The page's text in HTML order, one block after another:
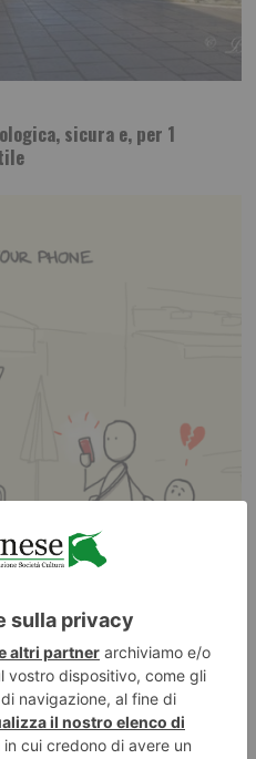
sicura e, per 1
essere antisocial
POST RECENTI